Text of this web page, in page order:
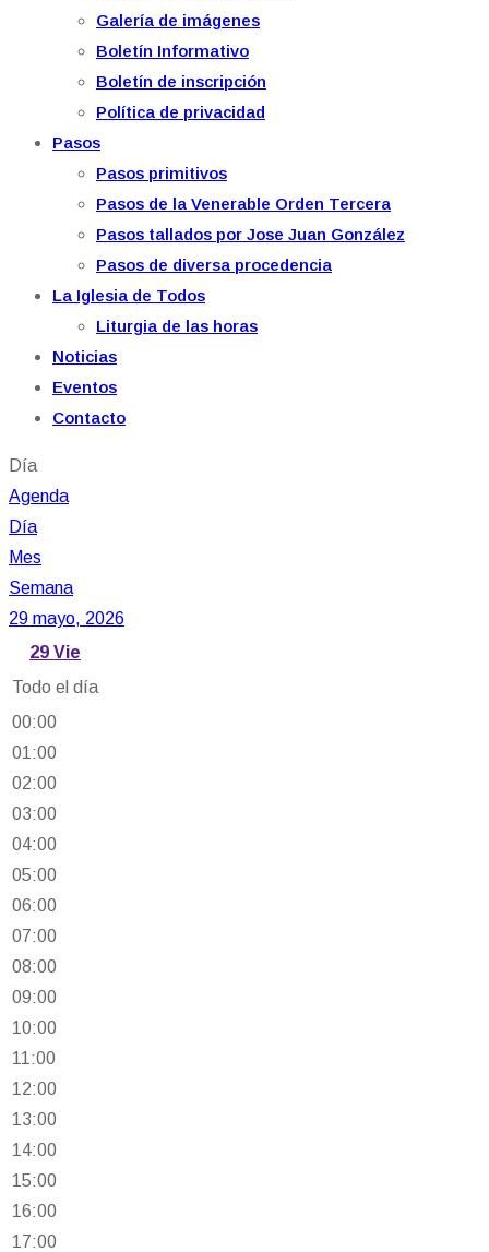
Galería de imágenes
Boletín Informativo
Boletín de inscripción
Política de privacidad
Pasos
Pasos primitivos
Pasos de la Venerable Orden Tercera
Pasos tallados por Jose Juan González
Pasos de diversa procedencia
La Iglesia de Todos
Liturgia de las horas
Noticias
Eventos
Contacto
Día
Agenda
Día
Mes
Semana
29 mayo, 2026
29 Vie
Todo el día
00:00
01:00
02:00
03:00
04:00
05:00
06:00
07:00
08:00
09:00
10:00
11:00
12:00
13:00
14:00
15:00
16:00
17:00